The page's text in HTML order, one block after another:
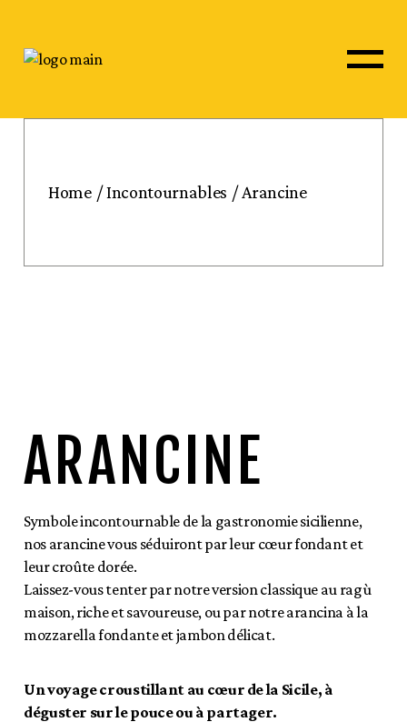
content
Home Incontournables Arancine
ARANCINE
Symbole incontournable de la gastronomie sicilienne,
nos arancine vous séduiront par leur cœur fondant et
leur croûte dorée.
Laissez-vous tenter par notre version classique au ragù
maison, riche et savoureuse, ou par notre arancina à la
mozzarella fondante et jambon délicat.
Un voyage croustillant au cœur de la Sicile, à
déguster sur le pouce ou à partager.